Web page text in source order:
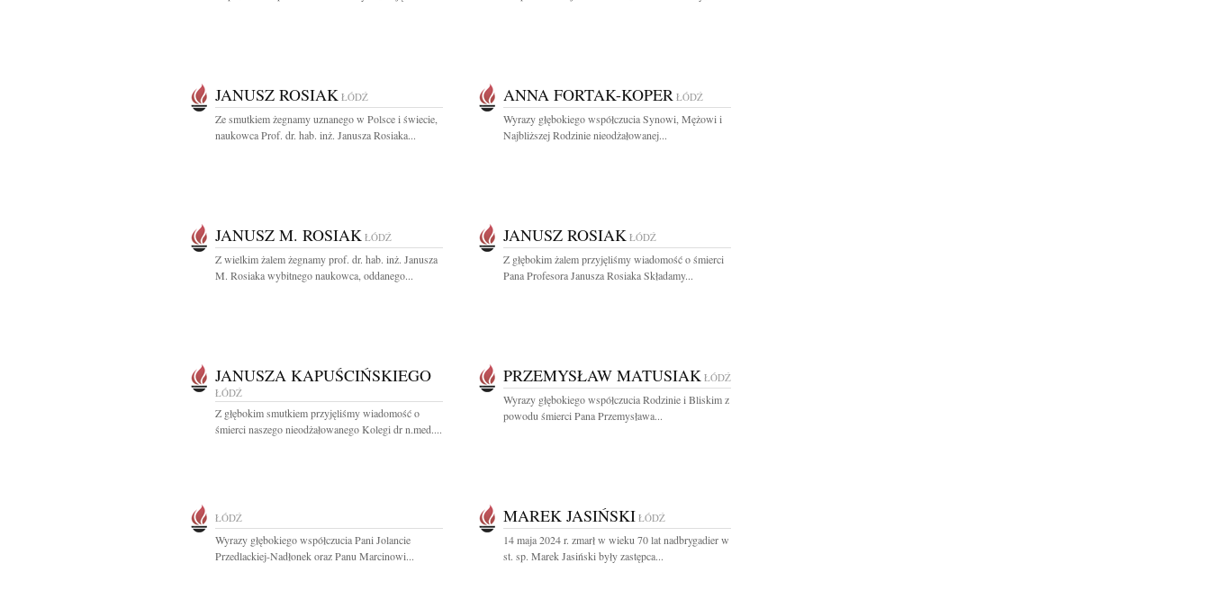
JANUSZ ROSIAK ŁÓDŹ
Ze smutkiem żegnamy uznanego w Polsce i świecie,
naukowca Prof. dr. hab. inż. Janusza Rosiaka...
ANNA FORTAK-KOPER ŁÓDŹ
Wyrazy głębokiego współczucia Synowi, Mężowi i
Najbliższej Rodzinie nieodżałowanej...
JANUSZ M. ROSIAK ŁÓDŹ
Z wielkim żalem żegnamy prof. dr. hab. inż. Janusza
M. Rosiaka wybitnego naukowca, oddanego...
JANUSZ ROSIAK ŁÓDŹ
Z głębokim żalem przyjęliśmy wiadomość o śmierci
Pana Profesora Janusza Rosiaka Składamy...
JANUSZA KAPUŚCIŃSKIEGO
ŁÓDŹ
Z głębokim smutkiem przyjęliśmy wiadomość o
śmierci naszego nieodżałowanego Kolegi dr n.med....
PRZEMYSŁAW MATUSIAK ŁÓDŹ
Wyrazy głębokiego współczucia Rodzinie i Bliskim z
powodu śmierci Pana Przemysława...
ŁÓDŹ
Wyrazy głębokiego współczucia Pani Jolancie
Przedlackiej-Nadłonek oraz Panu Marcinowi...
MAREK JASIŃSKI ŁÓDŹ
14 maja 2024 r. zmarł w wieku 70 lat nadbrygadier w
st. sp. Marek Jasiński były zastępca...